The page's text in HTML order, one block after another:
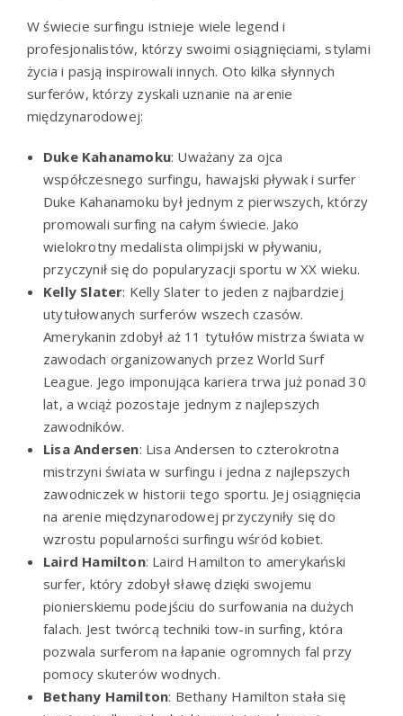
W świecie surfingu istnieje wiele legend i
profesjonalistów, którzy swoimi osiągnięciami, stylami
życia i pasją inspirowali innych. Oto kilka słynnych
surferów, którzy zyskali uznanie na arenie
międzynarodowej:
Duke Kahanamoku: Uważany za ojca
współczesnego surfingu, hawajski pływak i surfer
Duke Kahanamoku był jednym z pierwszych, którzy
promowali surfing na całym świecie. Jako
wielokrotny medalista olimpijski w pływaniu,
przyczynił się do popularyzacji sportu w XX wieku.
Kelly Slater: Kelly Slater to jeden z najbardziej
utytułowanych surferów wszech czasów.
Amerykanin zdobył aż 11 tytułów mistrza świata w
zawodach organizowanych przez World Surf
League. Jego imponująca kariera trwa już ponad 30
lat, a wciąż pozostaje jednym z najlepszych
zawodników.
Lisa Andersen: Lisa Andersen to czterokrotna
mistrzyni świata w surfingu i jedna z najlepszych
zawodniczek w historii tego sportu. Jej osiągnięcia
na arenie międzynarodowej przyczyniły się do
wzrostu popularności surfingu wśród kobiet.
Laird Hamilton: Laird Hamilton to amerykański
surfer, który zdobył sławę dzięki swojemu
pionierskiemu podejściu do surfowania na dużych
falach. Jest twórcą techniki tow-in surfing, która
pozwala surferom na łapanie ogromnych fal przy
pomocy skuterów wodnych.
Bethany Hamilton: Bethany Hamilton stała się